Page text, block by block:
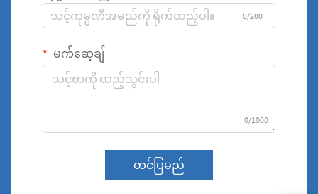
0/200
မက်ဆေ့ချ်
0/1000
တင်ပြမည်